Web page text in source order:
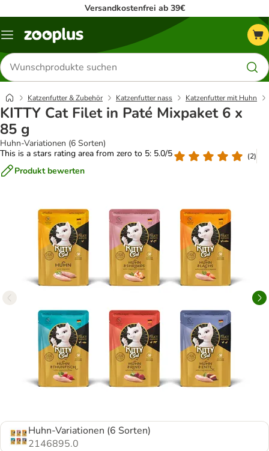
Versandkostenfrei ab 39€
Menü
Produkte
suchen
Katzenfutter & Zubehör Katzenfutter nass Katzenfutter mit Huhn
KITTY Cat Filet in Paté Mixpaket 6 x
85 g
Huhn-Variationen (6 Sorten)
This is a stars rating area from zero to 5: 5.0/5
(2)
Produkt bewerten
Huhn-Variationen (6 Sorten)
2146895.0